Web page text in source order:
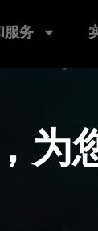
服务
为